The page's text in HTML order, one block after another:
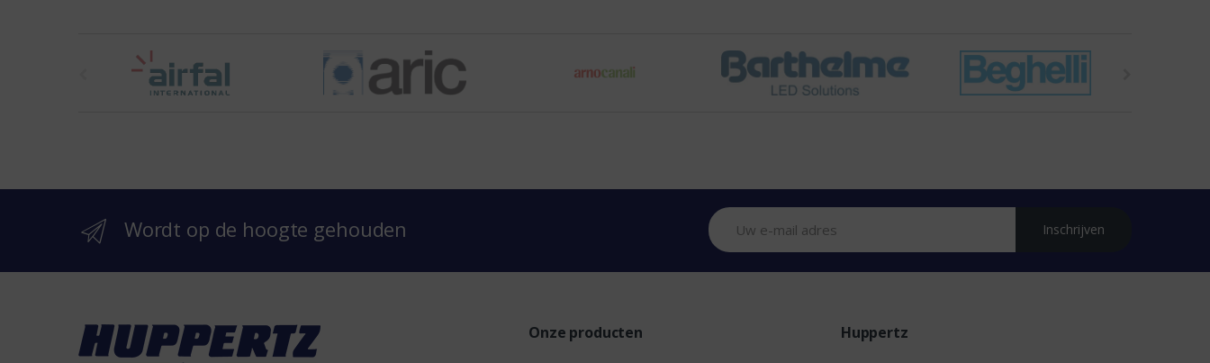
r
n
Wordt op de hoogte gehouden Inschrijven
Onze producten Huppertz